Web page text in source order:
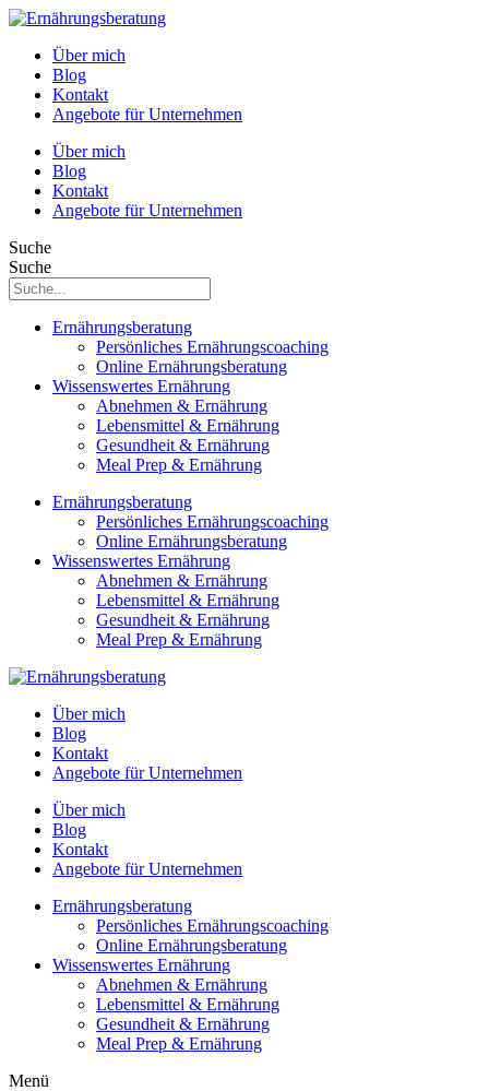
Über mich
Blog
Kontakt
Angebote für Unternehmen
Über mich
Blog
Kontakt
Angebote für Unternehmen
Suche
Suche
Ernährungsberatung
Persönliches Ernährungscoaching
Online Ernährungsberatung
Wissenswertes Ernährung
Abnehmen & Ernährung
Lebensmittel & Ernährung
Gesundheit & Ernährung
Meal Prep & Ernährung
Ernährungsberatung
Persönliches Ernährungscoaching
Online Ernährungsberatung
Wissenswertes Ernährung
Abnehmen & Ernährung
Lebensmittel & Ernährung
Gesundheit & Ernährung
Meal Prep & Ernährung
Über mich
Blog
Kontakt
Angebote für Unternehmen
Über mich
Blog
Kontakt
Angebote für Unternehmen
Ernährungsberatung
Persönliches Ernährungscoaching
Online Ernährungsberatung
Wissenswertes Ernährung
Abnehmen & Ernährung
Lebensmittel & Ernährung
Gesundheit & Ernährung
Meal Prep & Ernährung
Menü